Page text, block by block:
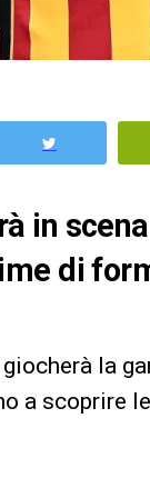
in
di
la
a scoprire